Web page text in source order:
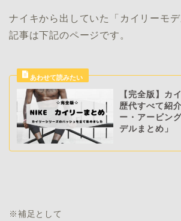
ナイキから出していた「カイリーモ
記事は下記のページです。
【完全版】カ
歴代すべて紹
ー・アービン
デルまとめ」
※補足として